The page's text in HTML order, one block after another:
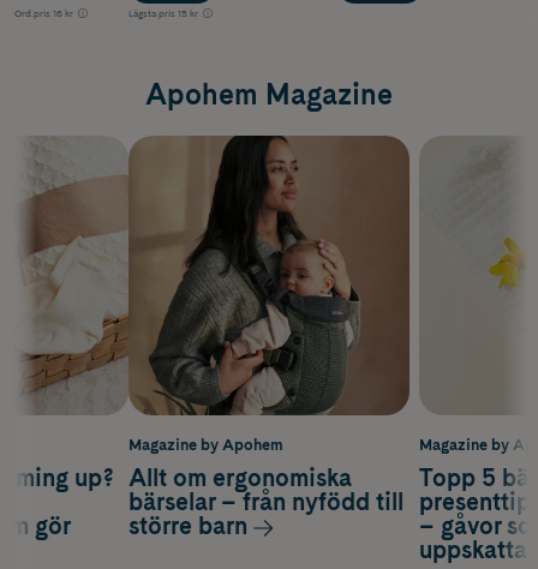
Ord.pris 16 kr Lägsta pris 15 kr
Apohem Magazine
Magazine by
Topp 5
– gåvor
up?
gör
Magazine by Apohem
Allt om ergonomiska
bärselar – från nyfödd till
större barn